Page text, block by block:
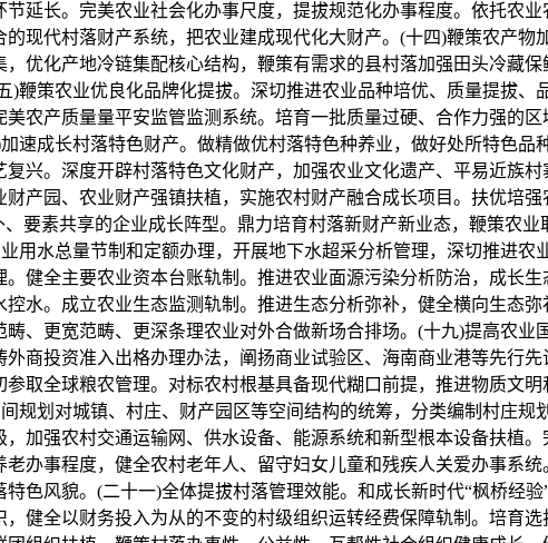
延长。完美农业社会化办事尺度，提拔规范化办事程度。依托农业
现代村落财产系统，把农业建成现代化大财产。(十四)鞭策农产物
优化产地冷链集配核心结构，鞭策有需求的县村落加强田头冷藏
策农业优良化品牌化提拔。深切推进农业品种培优、质量提拔、
农产质量量平安监管监测系统。培育一批质量过硬、合作力强的区
成长村落特色财产。做精做优村落特色种养业，做好处所特色品
兴。深度开辟村落特色文化财产，加强农业文化遗产、平易近族村
产园、农业财产强镇扶植，实施农村财产融合成长项目。扶优培
要素共享的企业成长阵型。鼎力培育村落新财产新业态，鞭策农
水总量节制和定额办理，开展地下水超采分析管理，深切推进农
健全主要农业资本台账轨制。推进农业面源污染分析防治，成长
水。成立农业生态监测轨制。推进生态分析弥补，健全横向生态
、更宽范畴、更深条理农业对外合做新场合排场。(十九)提高农业
商投资准入出格办理办法，阐扬商业试验区、海南商业港等先行先
取全球粮农管理。对标农村根基具备现代糊口前提，推进物质文
划对城镇、村庄、财产园区等空间结构的统筹，分类编制村庄规
加强农村交通运输网、供水设备、能源系统和新型根本设备扶植
办事程度，健全农村老年人、留守妇女儿童和残疾人关爱办事系
色风貌。(二十一)全体提拔村落管理效能。和成长新时代“枫桥经
健全以财务投入为从的不变的村级组织运转经费保障轨制。培育